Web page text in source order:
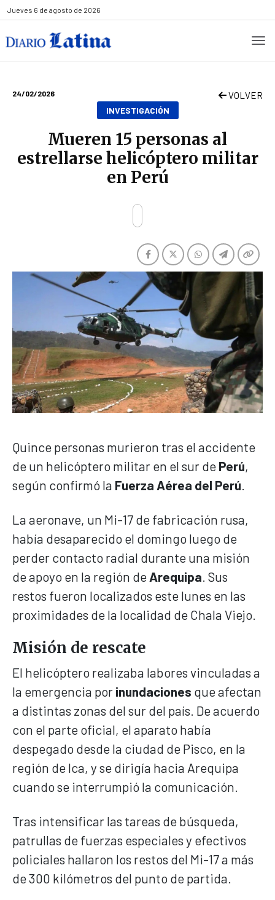
Jueves 6 de agosto de 2026
24/02/2026 VOLVER
INVESTIGACIÓN
Mueren 15 personas al
estrellarse helicóptero militar
en Perú
Quince personas murieron tras el accidente
de un helicóptero militar en el sur de Perú,
según confirmó la Fuerza Aérea del Perú
La aeronave, un Mi-17 de fabricación rusa,
había desaparecido el domingo luego de
perder contacto radial durante una misión
de apoyo en la región de Arequipa . Sus
restos fueron localizados este lunes en las
proximidades de la localidad de Chala Viejo.
Misión de rescate
El helicóptero realizaba labores vinculadas a
la emergencia por inundaciones que afectan
a distintas zonas del sur del país. De acuerdo
con el parte oficial, el aparato había
despegado desde la ciudad de Pisco, en la
región de Ica, y se dirigía hacia Arequipa
cuando se interrumpió la comunicación.
Tras intensificar las tareas de búsqueda,
patrullas de fuerzas especiales y efectivos
policiales hallaron los restos del Mi-17 a más
de 300 kilómetros del punto de partida.